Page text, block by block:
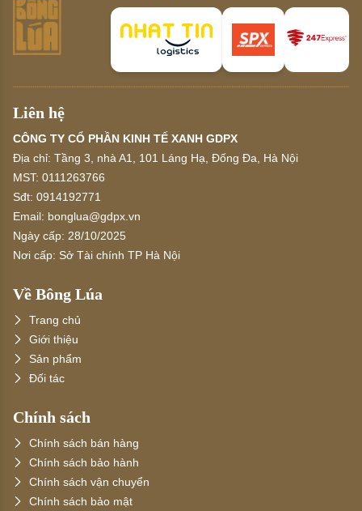
Liên hệ
CÔNG TY CỔ PHẦN KINH TẾ XANH GDPX
Địa chỉ: Tầng 3, nhà A1, 101 Láng Hạ, Đống Đa, Hà Nội
MST: 0111263766
Sđt: 0914192771
Email: bonglua@gdpx.vn
Ngày cấp: 28/10/2025
Nơi cấp: Sở Tài chính TP Hà Nội
Về Bông Lúa
Trang chủ
Giới thiệu
Sản phẩm
Đối tác
Chính sách
Chính sách bán hàng
Chính sách bảo hành
Chính sách vận chuyển
Chính sách bảo mật